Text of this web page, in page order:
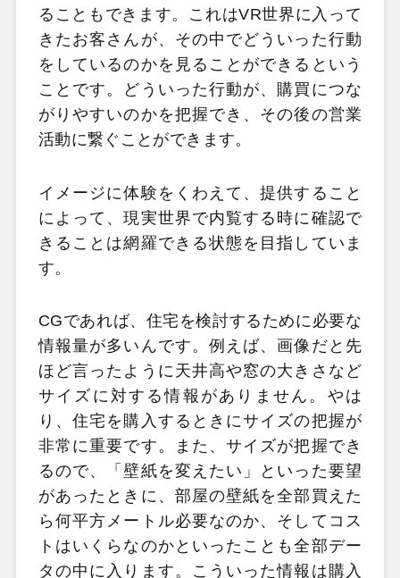
ることもできます。これはVR世界に入って
きたお客さんが、その中でどういった行動
をしているのかを見ることができるという
ことです。どういった行動が、購買につな
がりやすいのかを把握でき、その後の営業
活動に繋ぐことができます。
イメージに体験をくわえて、提供すること
によって、現実世界で内覧する時に確認で
きることは網羅できる状態を目指していま
す。
CGであれば、住宅を検討するために必要な
情報量が多いんです。例えば、画像だと先
ほど言ったように天井高や窓の大きさなど
サイズに対する情報がありません。やは
り、住宅を購入するときにサイズの把握が
非常に重要です。また、サイズが把握でき
るので、「壁紙を変えたい」といった要望
があったときに、部屋の壁紙を全部買えた
ら何平方メートル必要なのか、そしてコス
トはいくらなのかといったことも全部デー
タの中に入ります。こういった情報は購入